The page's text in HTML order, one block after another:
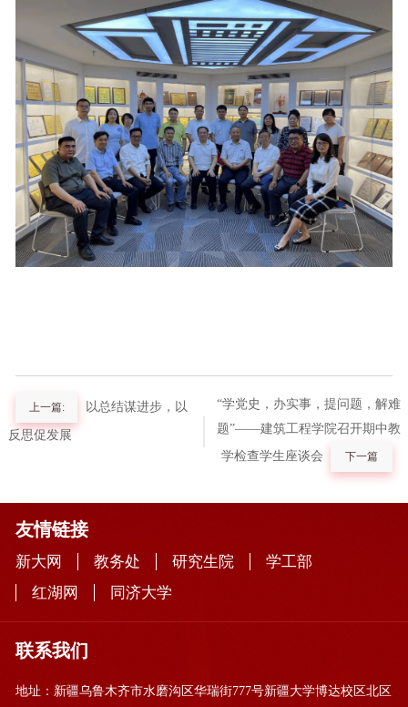
上一篇: 以总结谋进步，以
反思促发展
“学党史，办实事，提问题，解难
题”——建筑工程学院召开期中教
学检查学生座谈会
下一篇
友情链接
新大网 教务处 研究生院
学工部
红湖网
同济大学
联系我们
地址：新疆乌鲁木齐市水磨沟区华瑞街777号新疆大学博达校区北区